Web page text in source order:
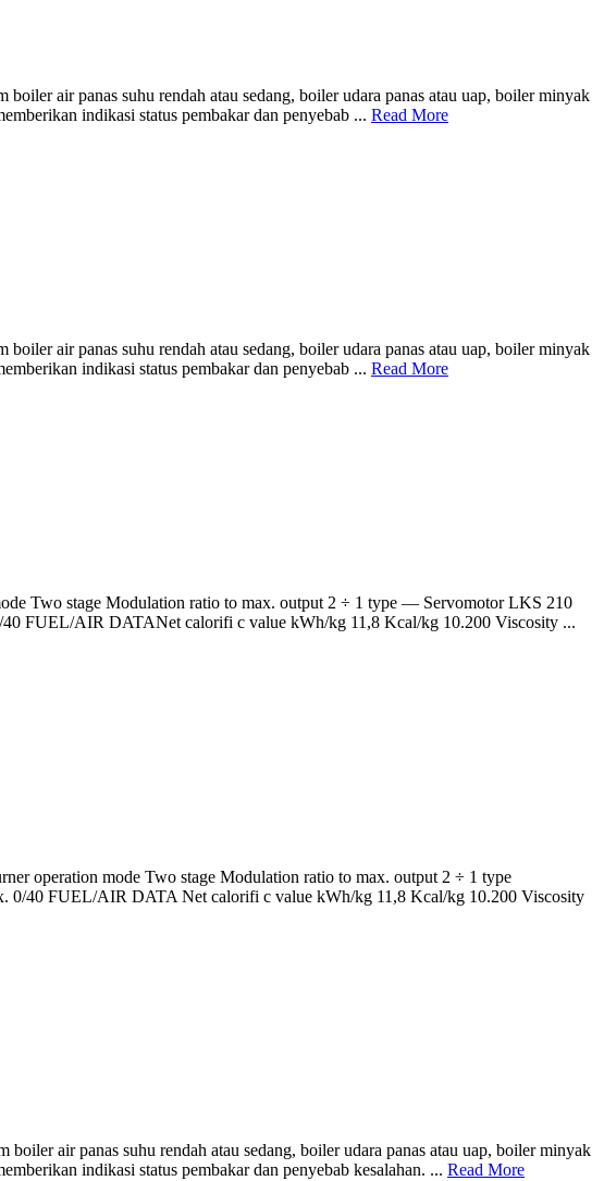
air panas suhu rendah atau sedang, boiler udara panas atau uap, boiler minyak
indikasi status pembakar dan penyebab ... Read More
air panas suhu rendah atau sedang, boiler udara panas atau uap, boiler minyak
indikasi status pembakar dan penyebab ... Read More
Two stage Modulation ratio to max. output 2 ÷ 1 type — Servomotor LKS 210
FUEL/AIR DATANet calorifi c value kWh/kg 11,8 Kcal/kg 10.200 Viscosity ...
mode Two stage Modulation ratio to max. output 2 ÷ 1 type
0/40 FUEL/AIR DATA Net calorifi c value kWh/kg 11,8 Kcal/kg 10.200 Viscosity
air panas suhu rendah atau sedang, boiler udara panas atau uap, boiler minyak
indikasi status pembakar dan penyebab kesalahan. ... Read More